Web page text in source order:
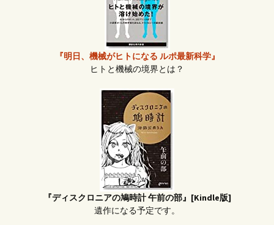
『明日、機械がヒトになる ルポ最新科学』
ヒトと機械の境界とは？
『ディスクロニアの鳩時計 午前の部』[Kindle版]
遺作になる予定です。